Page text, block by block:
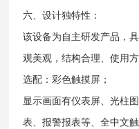
六、设计独特性：
该设备为自主研发产品，
观美观，结构合理、使用方
选配：彩色触摸屏；
显示画面有仪表屏、光柱
表、报警报表等、全中文